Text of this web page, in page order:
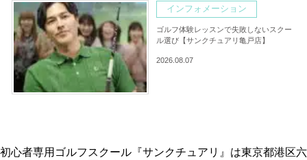
インフォメーション
ゴルフ体験レッスンで失敗しないスクー
ル選び【サンクチュアリ亀戸店】
2026.08.07
初心者専用ゴルフスクール『サンクチュアリ』は東京都港区六